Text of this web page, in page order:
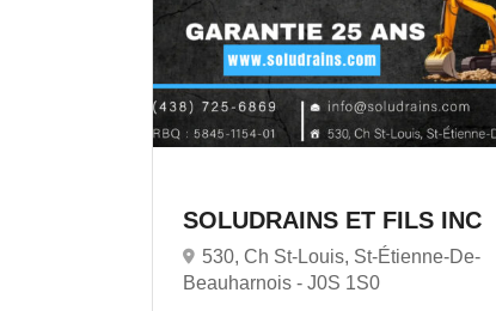
SOLUDRAINS ET FILS INC
530, Ch St-Louis, St-Étienne-De-
Beauharnois - J0S 1S0